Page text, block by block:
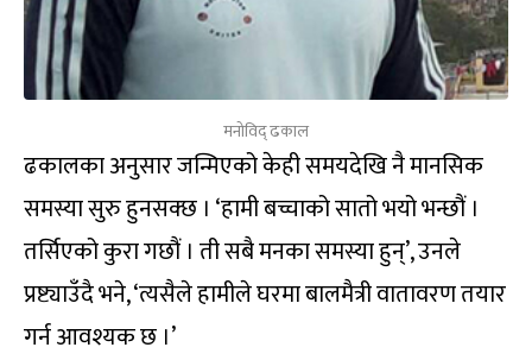
मनोविद् ढकाल
ढकालका अनुसार जन्मिएको केही समयदेखि नै मानसिक
समस्या सुरु हुनसक्छ । ‘हामी बच्चाको सातो भयो भन्छौं ।
तर्सिएको कुरा गछौं । ती सबै मनका समस्या हुन्’, उनले
प्रष्ट्याउँदै भने, ‘त्यसैले हामीले घरमा बालमैत्री वातावरण तयार
गर्न आवश्यक छ ।’